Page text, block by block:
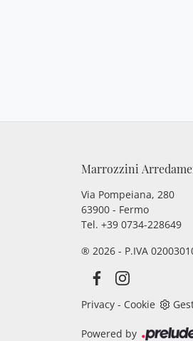
Marrozzini
Via Pompeiana, 280
63900 - Fermo
Tel. +39 0734-228649
® 2026 - P.IVA
Privacy - Cookie
Powered by